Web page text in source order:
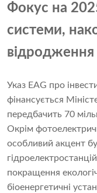
Фокус на
системи,
відродження
Указ EAG про
фінансується
передбачить 70
Окрім
особливий акцент
покращення
біоенергетичні